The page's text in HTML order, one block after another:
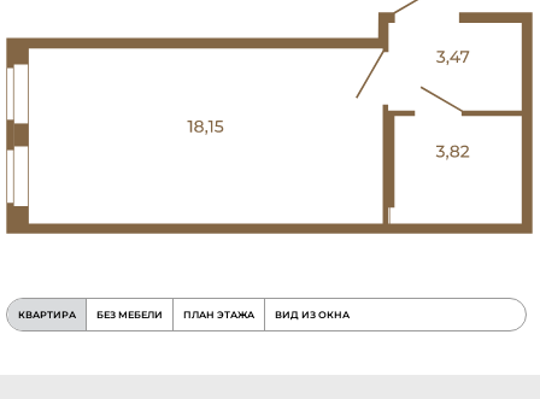
КВАРТИРА БЕЗ МЕБЕЛИ ПЛАН ЭТАЖА ВИД ИЗ ОКНА